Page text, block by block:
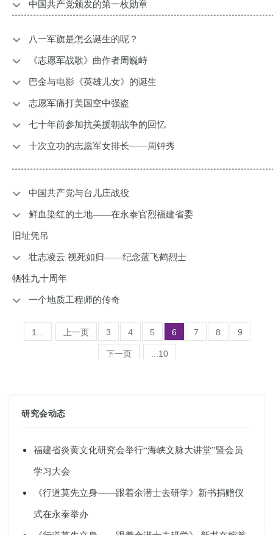
中国共产党颁发的第一枚勋章
​八一军旗是怎么诞生的呢？
《志愿军战歌》曲作者周巍峙
巴金与电影《英雄儿女》的诞生
​志愿军痛打美国空中强盗
七十年前参加抗美援朝战争的回忆
十次立功的志愿军女排长——周钟秀
中国共产党与台儿庄战役
鲜血染红的土地——在永泰官烈福建省委
旧址凭吊
壮志凌云 视死如归——纪念蓝飞鹤烈士
牺牲九十周年
一个地质工程师的传奇
1... 上一页 3 4 5 6 7 8 9
下一页 ...10
研究会动态
福建省炎黄文化研究会举行“海峡文脉大讲堂”暨会员
学习大会
《行道莫先立身——跟着余潜士去研学》新书捐赠仪
式在永泰举办